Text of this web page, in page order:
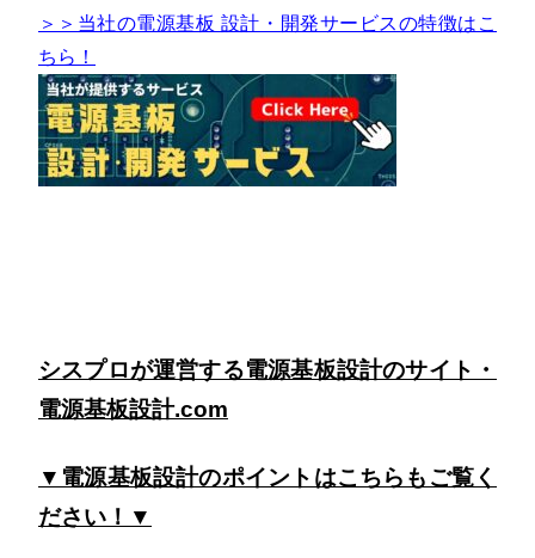
＞＞当社の電源基板 設計・開発サービスの特徴はこ
ちら！
シスプロが運営する電源基板設計のサイト・
電源基板設計.com
▼電源基板設計のポイントはこちらもご覧く
ださい！▼